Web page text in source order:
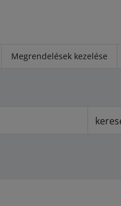
Megrendelések kezelése